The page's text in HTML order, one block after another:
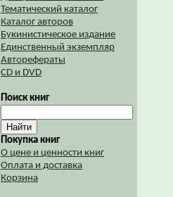
Тематический каталог
Каталог авторов
Букинистическое издание
Единственный экземпляр
Авторефераты
CD и DVD
Поиск книг
Покупка книг
О цене и ценности книг
Оплата и доставка
Корзина